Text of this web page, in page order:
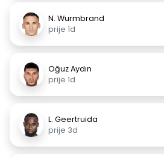
N. Wurmbrand
prije 1d
Oğuz Aydın
prije 1d
L. Geertruida
prije 3d